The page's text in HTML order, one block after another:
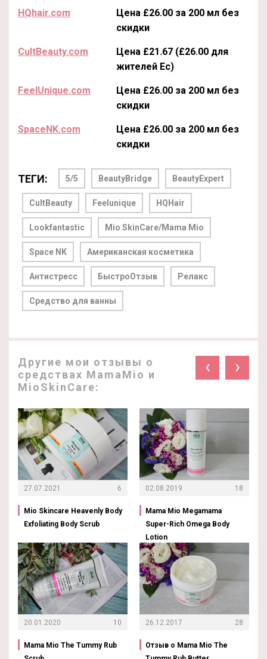
HQhair.com
Цена £26.00 за 200 мл без
скидки
CultBeauty.com
Цена £21.67 (£26.00 для
жителей Ес)
FeelUnique.com
Цена £26.00 за 200 мл без
скидки
SpaceNK.com
Цена £26.00 за 200 мл без
скидки
ТЕГИ: 5/5 BeautyBridge BeautyExpert
CultBeauty Feelunique HQHair
Lookfantastic Mio SkinCare/Mama Mio
Space NK Американская косметика
Антистресс БыстроОтзыв Релакс
Средство для ванны
Другие мои отзывы о
средствах MamaMio и
MioSkinCare:
‹ ›
27.07.2021 6
Mio Skincare Heavenly Body
Exfoliating Body Scrub
20.01.2020 10
Mama Mio The Tummy Rub
02.08.2019 18
Mama Mio Megamama
Super-Rich Omega Body
Lotion
26.12.2017 28
Отзыв о Mama Mio The